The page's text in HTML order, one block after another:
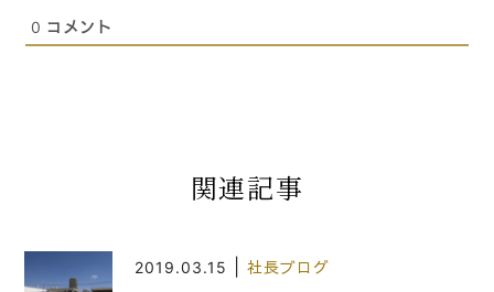
0 コメント
関連記事
2019.03.15 社長ブログ